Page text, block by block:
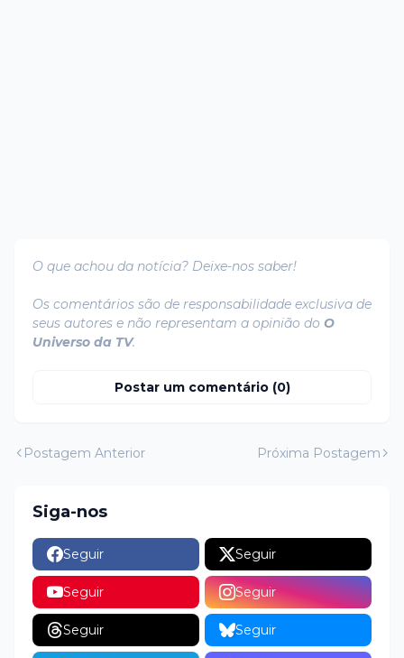
O que achou da notícia? Deixe-nos saber!
Os comentários são de responsabilidade exclusiva de
seus autores e não representam a opinião do O
Universo da TV.
Postar um comentário (0)
Postagem Anterior Próxima Postagem
Siga-nos
Seguir Seguir
Seguir Seguir
Seguir Seguir